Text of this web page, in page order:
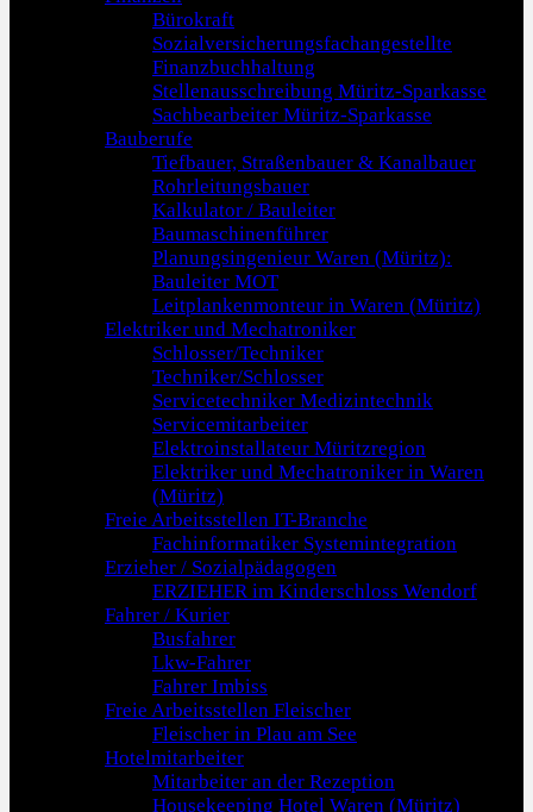
Bürokraft
Sozialversicherungsfachangestellte
Finanzbuchhaltung
Stellenausschreibung Müritz-Sparkasse
Sachbearbeiter Müritz-Sparkasse
Bauberufe
Tiefbauer, Straßenbauer & Kanalbauer
Rohrleitungsbauer
Kalkulator / Bauleiter
Baumaschinenführer
Planungsingenieur Waren (Müritz):
Bauleiter MOT
Leitplankenmonteur in Waren (Müritz)
Elektriker und Mechatroniker
Schlosser/Techniker
Techniker/Schlosser
Servicetechniker Medizintechnik
Servicemitarbeiter
Elektroinstallateur Müritzregion
Elektriker und Mechatroniker in Waren
(Müritz)
Freie Arbeitsstellen IT-Branche
Fachinformatiker Systemintegration
Erzieher / Sozialpädagogen
ERZIEHER im Kinderschloss Wendorf
Fahrer / Kurier
Busfahrer
Lkw-Fahrer
Fahrer Imbiss
Freie Arbeitsstellen Fleischer
Fleischer in Plau am See
Hotelmitarbeiter
Mitarbeiter an der Rezeption
Housekeeping Hotel Waren (Müritz)